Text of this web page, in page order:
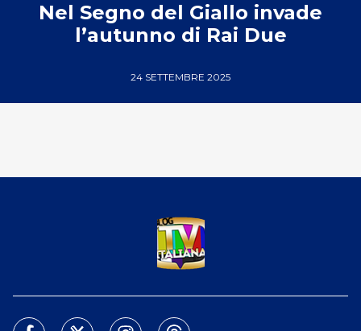
Nel Segno del Giallo invade
l’autunno di Rai Due
24 SETTEMBRE 2025